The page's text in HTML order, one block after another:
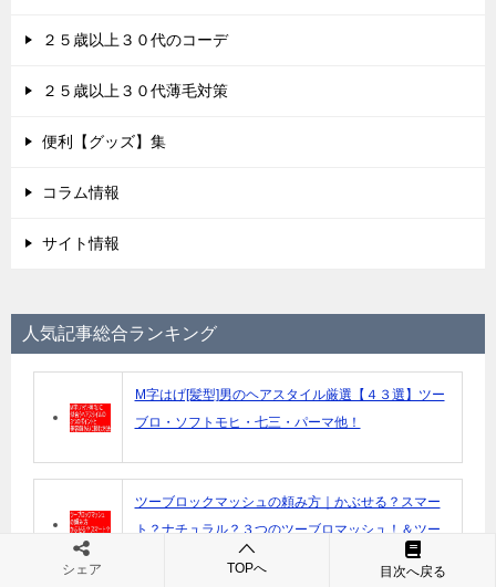
２５歳以上３０代のコーデ
２５歳以上３０代薄毛対策
便利【グッズ】集
コラム情報
サイト情報
人気記事総合ランキング
M字はげ[髪型]男のヘアスタイル厳選【４３選】ツー
ブロ・ソフトモヒ・七三・パーマ他！
ツーブロックマッシュの頼み方｜かぶせる？スマー
ト？ナチュラル？３つのツーブロマッシュ！＆ツー
ブロック[マッシュ]髪型厳選【１５選】
シェア TOPへ 目次へ戻る